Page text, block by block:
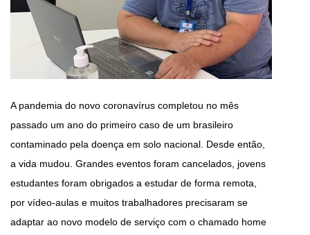
A pandemia do novo coronavírus completou no mês
passado um ano do primeiro caso de um brasileiro
contaminado pela doença em solo nacional. Desde então,
a vida mudou. Grandes eventos foram cancelados, jovens
estudantes foram obrigados a estudar de forma remota,
por vídeo-aulas e muitos trabalhadores precisaram se
adaptar ao novo modelo de serviço com o chamado home